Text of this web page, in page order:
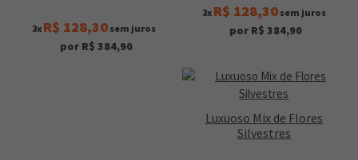
3x R$ 128,30 sem juros
por R$ 384,90
3x R$ 128,30sem juros
por R$ 384,90
Luxuoso Mix de Flores
Silvestres